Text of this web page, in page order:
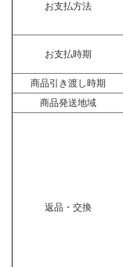
お支払方法
お支払時期
商品引き渡し時期
商品発送地域
返品・交換